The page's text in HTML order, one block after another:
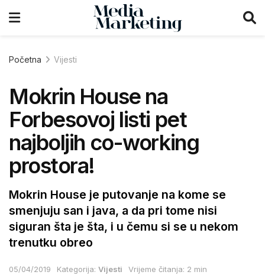
Početna Vijesti
Mokrin House na
Forbesovoj listi pet
najboljih co-working
prostora!
Mokrin House je putovanje na kome se
smenjuju san i java, a da pri tome nisi
siguran šta je šta, i u čemu si se u nekom
trenutku obreo
05/04/2019 Kategorija: Vijesti Vrijeme čitanja: 2 min